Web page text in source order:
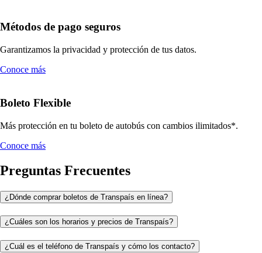
Métodos de pago seguros
Garantizamos la privacidad y protección de tus datos.
Conoce más
Boleto Flexible
Más protección en tu boleto de autobús con cambios ilimitados*.
Conoce más
Preguntas Frecuentes
¿Dónde comprar boletos de Transpaís en línea?
¿Cuáles son los horarios y precios de Transpaís?
¿Cuál es el teléfono de Transpaís y cómo los contacto?